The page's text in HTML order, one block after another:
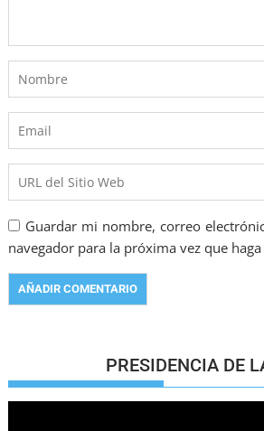
Guardar mi nombre, correo
navegador para la próxima vez que
PRESIDENCIA DE